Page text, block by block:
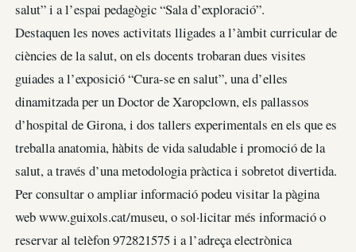
salut” i a l’espai pedagògic “Sala d’exploració”.
Destaquen les noves activitats lligades a l’àmbit curricular de
ciències de la salut, on els docents trobaran dues visites
guiades a l’exposició “Cura-se en salut”, una d’elles
dinamitzada per un Doctor de Xaropclown, els pallassos
d’hospital de Girona, i dos tallers experimentals en els que es
treballa anatomia, hàbits de vida saludable i promoció de la
salut, a través d’una metodologia pràctica i sobretot divertida.
Per consultar o ampliar informació podeu visitar la pàgina
web www.guixols.cat/museu, o sol·licitar més informació o
reservar al telèfon 972821575 i a l’adreça electrònica